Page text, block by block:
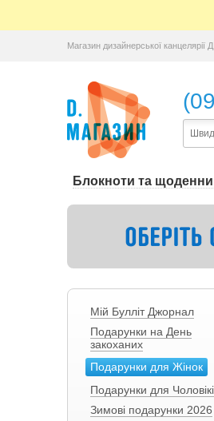
Магазин дизайнерської канцелярії
Блокноти та
Мiй Булліт Джорнал
Подарунки на День
закоханих
Подарунки для Жінок
Подарунки для
Зимові подарунки 2026